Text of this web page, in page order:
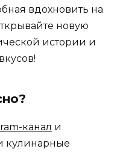
вдохновить на
новую
истории и
канал и
кулинарные